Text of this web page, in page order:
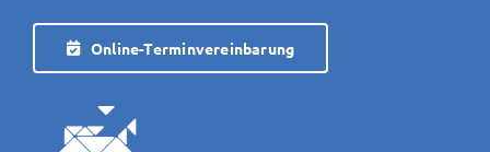
Online-Terminvereinbarung